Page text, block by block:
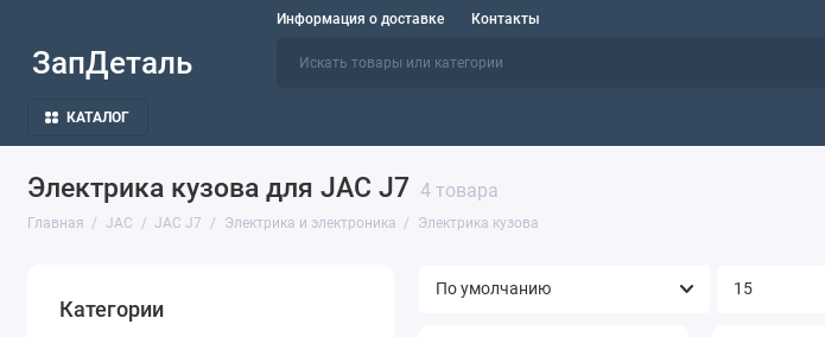
Информация о доставке Контакты
ЗапДеталь
КАТАЛОГ
Электрика кузова для JAC J7 4 товара
Главная JAC JAC J7 Электрика и электроника Электрика кузова
Категории